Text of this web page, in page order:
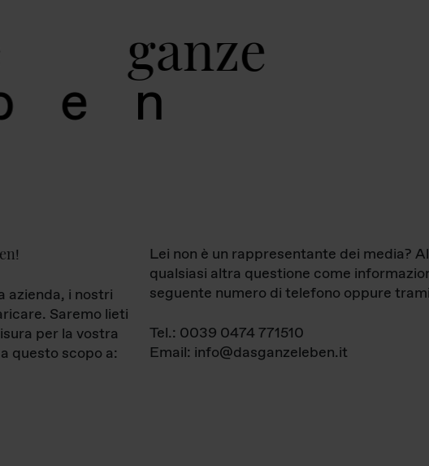
ganz
e
!
azienda, i nostri
Saremo lieti
per la vostra
questo scopo a:
Lei non è un rappresentante dei media?
qualsiasi altra questione come
seguente numero di telefono oppure
Tel.: 0039 0474 771510
Email: info@dasganzeleben.it